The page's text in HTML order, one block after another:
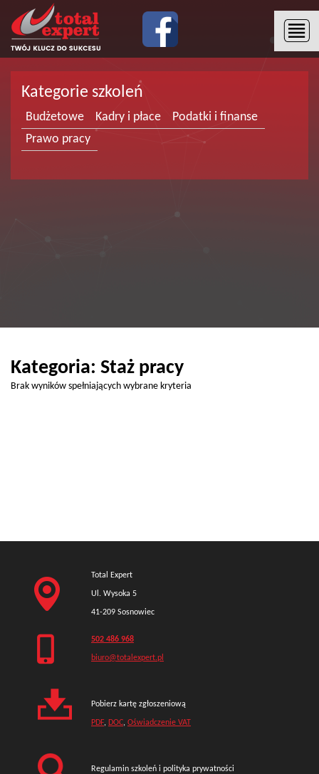
Kategorie szkoleń
Budżetowe Kadry i płace
Podatki i finanse
Prawo pracy
Kategoria: Staż pracy
Brak wyników spełniających wybrane kryteria
Total Expert
Ul. Wysoka 5
41-209 Sosnowiec
502 486 968
biuro@totalexpert.pl
Pobierz kartę zgłoszeniową
PDF, DOC, Oświadczenie VAT
Regulamin szkoleń i polityka prywatności